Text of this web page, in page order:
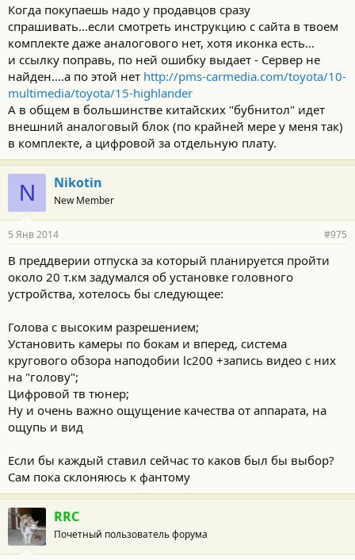
Когда покупаешь надо у продавцов сразу
спрашивать...если смотреть инструкцию с сайта в твоем
комплекте даже аналогового нет, хотя иконка есть...
и ссылку поправь, по ней ошибку выдает - Сервер не
найден....а по этой нет http://pms-carmedia.com/toyota/10-
multimedia/toyota/15-highlander
А в общем в большинстве китайских "бубнитол" идет
внешний аналоговый блок (по крайней мере у меня так)
в комплекте, а цифровой за отдельную плату.
N Nikotin
New Member
5 Янв 2014 #975
В преддверии отпуска за который планируется пройти
около 20 т.км задумался об установке головного
устройства, хотелось бы следующее:
Голова с высоким разрешением;
Установить камеры по бокам и вперед, система
кругового обзора наподобии lc200 +запись видео с них
на "голову";
Цифровой тв тюнер;
Ну и очень важно ощущение качества от аппарата, на
ощупь и вид
Если бы каждый ставил сейчас то каков был бы выбор?
Сам пока склоняюсь к фантому
RRC
Почетный пользователь форума